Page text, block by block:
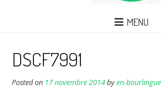
MENU
DSCF7991
Posted on 17 novembre 2014byen-bourlingue